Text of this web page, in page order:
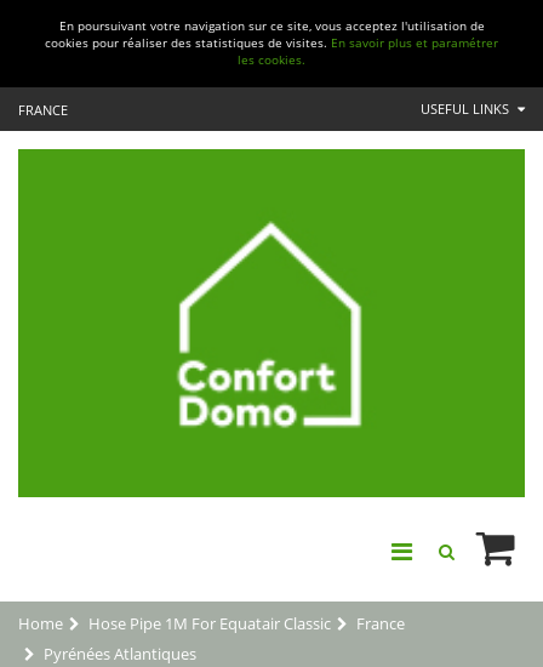
En poursuivant votre navigation sur ce site, vous acceptez l'utilisation de
cookies pour réaliser des statistiques de visites. En savoir plus et paramétrer
les cookies.
FRANCE USEFUL LINKS
Home Hose Pipe 1M For Equatair Classic
France
Pyrénées Atlantiques